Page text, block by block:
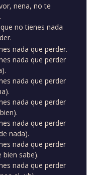
nena, no te
no tienes nada
nada que perder.
nada que perder
nada que perder
nada que perder
nada que perder
nada).
nada que perder
bien sabe).
nada que perder